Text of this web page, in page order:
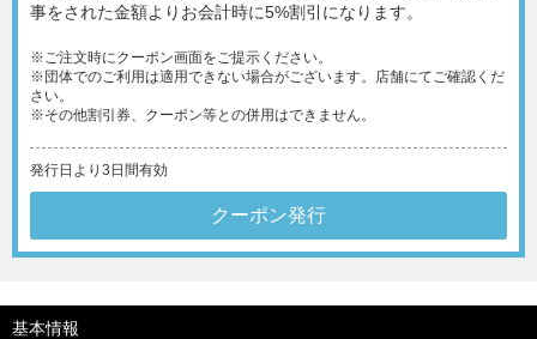
事をされた金額よりお会計時に5%割引になります。
※ご注文時にクーポン画面をご提示ください。
※団体でのご利用は適用できない場合がございます。店舗にてご確認くだ
さい。
※その他割引券、クーポン等との併用はできません。
発行日より3日間有効
クーポン発行
基本情報